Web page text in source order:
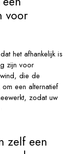
voor
het afhankelijk is
zijn voor
die de
een alternatief
zodat uw
zelf een